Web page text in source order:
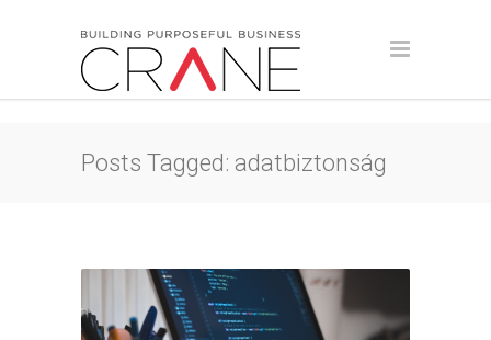
Posts Tagged: adatbiztonság